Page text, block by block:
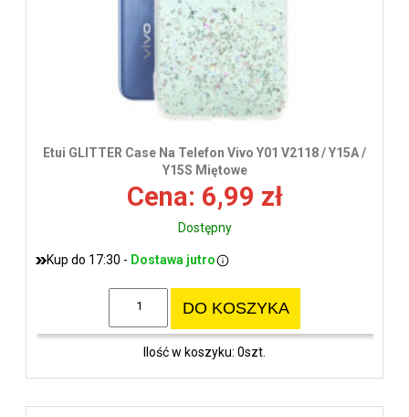
Etui GLITTER Case Na Telefon Vivo Y01 V2118 / Y15A /
Y15S Miętowe
Cena: 6,99 zł
Dostępny
Kup do 17:30 - Dostawa jutro
DO KOSZYKA
Ilość w koszyku: 0szt.